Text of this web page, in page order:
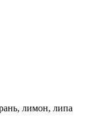
лимон, липа